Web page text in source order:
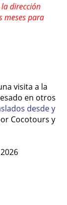
dirección
meses para
visita a la
en otros
desde y
Cocotours y